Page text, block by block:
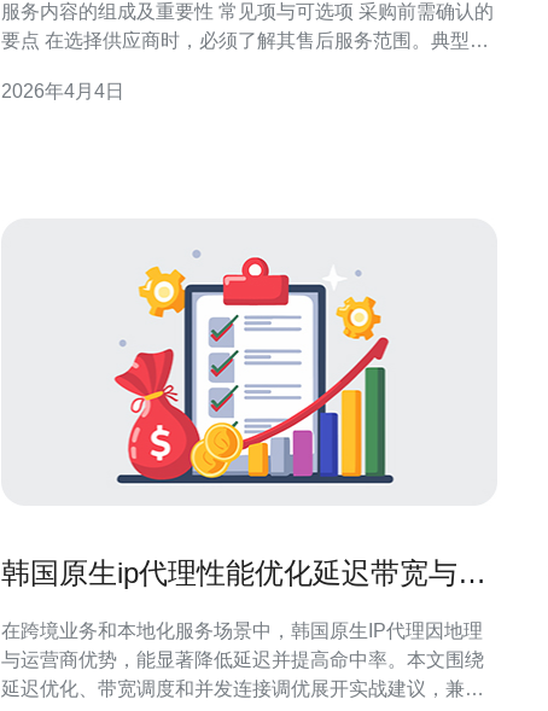
服务内容的组成及重要性 常见项与可选项 采购前需确认的
要点 在选择供应商时，必须了解其售后服务范围。典型售
事件响应、日志与流量分析、远程/本地技术支持，以及定
2026年4月4日
韩国原生ip代理性能优化延迟带宽与并
在跨境业务和本地化服务场景中，韩国原生IP代理因地理
与运营商优势，能显著降低延迟并提高命中率。本文围绕
延迟优化、带宽调度和并发连接调优展开实战建议，兼顾